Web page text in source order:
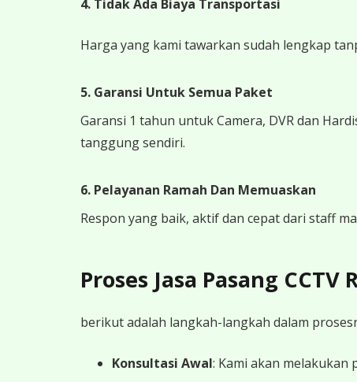
4. Tidak Ada Biaya Transportasi
Harga yang kami tawarkan sudah lengkap
5. Garansi Untuk Semua Paket
Garansi 1 tahun untuk Camera, DVR dan
tanggung sendiri.
6. Pelayanan Ramah Dan Memuaskan
Respon yang baik, aktif dan cepat dari staff
Proses Jasa Pasang
berikut adalah langkah-langkah dalam
Konsultasi Awal: Kami akan